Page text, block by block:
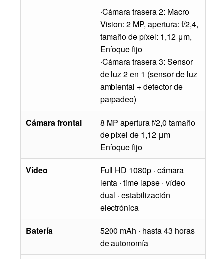
·Cámara trasera 2: Macro
Vision: 2 MP, apertura: f/2,4,
tamaño de píxel: 1,12 μm,
Enfoque fijo
·Cámara trasera 3: Sensor
de luz 2 en 1 (sensor de luz
ambiental + detector de
parpadeo)
Cámara frontal
8 MP apertura f/2,0 tamaño
de píxel de 1,12 μm
Enfoque fijo
Vídeo
Full HD 1080p · cámara
lenta · time lapse · vídeo
dual · estabilización
electrónica
Batería
5200 mAh · hasta 43 horas
de autonomía